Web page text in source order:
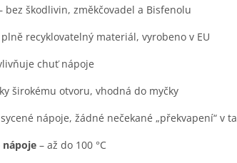
bez škodlivin, změkčovadel a Bisfenolu
plně recyklovatelný materiál, vyrobeno v EU
chuť nápoje
širokému otvoru, vhodná do myčky
nápoje, žádné nečekané „překvapení“ v
– až do 100 °C